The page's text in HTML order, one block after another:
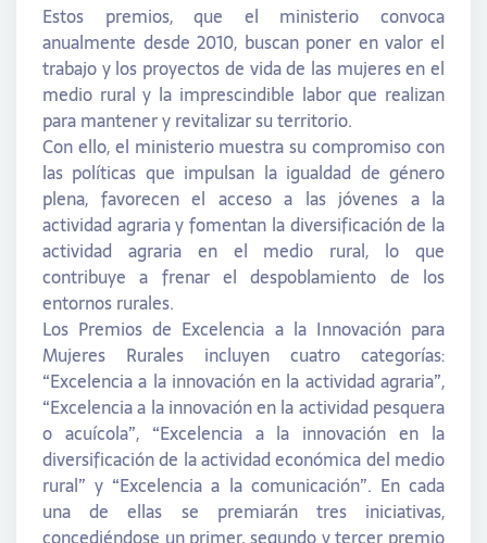
Estos premios, que el ministerio convoca
anualmente desde 2010, buscan poner en valor el
trabajo y los proyectos de vida de las mujeres en el
medio rural y la imprescindible labor que realizan
para mantener y revitalizar su territorio.
Con ello, el ministerio muestra su compromiso con
las políticas que impulsan la igualdad de género
plena, favorecen el acceso a las jóvenes a la
actividad agraria y fomentan la diversificación de la
actividad agraria en el medio rural, lo que
contribuye a frenar el despoblamiento de los
entornos rurales.
Los Premios de Excelencia a la Innovación para
Mujeres Rurales incluyen cuatro categorías:
“Excelencia a la innovación en la actividad agraria”,
“Excelencia a la innovación en la actividad pesquera
o acuícola”, “Excelencia a la innovación en la
diversificación de la actividad económica del medio
rural” y “Excelencia a la comunicación”. En cada
una de ellas se premiarán tres iniciativas,
concediéndose un primer, segundo y tercer premio